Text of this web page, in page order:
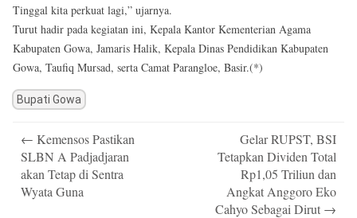
Tinggal kita perkuat lagi,” ujarnya.
Turut hadir pada kegiatan ini, Kepala Kantor Kementerian Agama
Kabupaten Gowa, Jamaris Halik, Kepala Dinas Pendidikan Kabupaten
Gowa, Taufiq Mursad, serta Camat Parangloe, Basir.(*)
Bupati Gowa
navigation
← Kemensos Pastikan
SLBN A Padjadjaran
akan Tetap di Sentra
Wyata Guna
Gelar RUPST, BSI
Tetapkan Dividen Total
Rp1,05 Triliun dan
Angkat Anggoro Eko
Cahyo Sebagai Dirut →